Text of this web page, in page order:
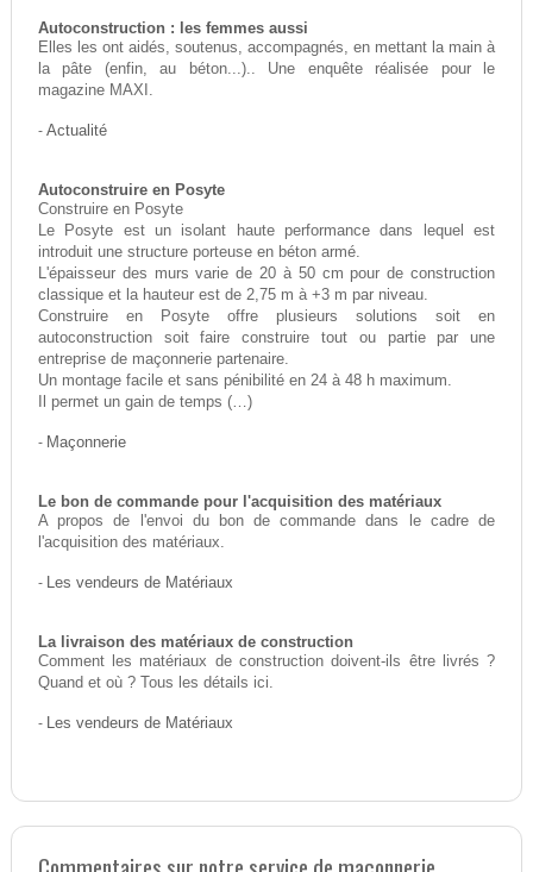
Autoconstruction : les femmes aussi
Elles les ont aidés, soutenus, accompagnés, en mettant la main à
la pâte (enfin, au béton...).. Une enquête réalisée pour le
magazine MAXI.
- Actualité
Autoconstruire en Posyte
Construire en Posyte
Le Posyte est un isolant haute performance dans lequel est
introduit une structure porteuse en béton armé.
L'épaisseur des murs varie de 20 à 50 cm pour de construction
classique et la hauteur est de 2,75 m à +3 m par niveau.
Construire en Posyte offre plusieurs solutions soit en
autoconstruction soit faire construire tout ou partie par une
entreprise de maçonnerie partenaire.
Un montage facile et sans pénibilité en 24 à 48 h maximum.
Il permet un gain de temps (…)
- Maçonnerie
Le bon de commande pour l'acquisition des matériaux
A propos de l'envoi du bon de commande dans le cadre de
l'acquisition des matériaux.
- Les vendeurs de Matériaux
La livraison des matériaux de construction
Comment les matériaux de construction doivent-ils être livrés ?
Quand et où ? Tous les détails ici.
- Les vendeurs de Matériaux